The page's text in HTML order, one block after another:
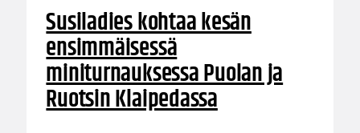
Susiladies kohtaa kesän
ensimmäisessä
miniturnauksessa Puolan ja
Ruotsin Klaipedassa